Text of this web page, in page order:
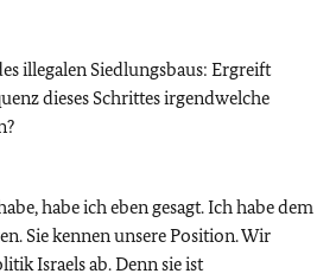
illegalen Siedlungsbaus: Ergreift
dieses Schrittes irgendwelche
habe ich eben gesagt. Ich habe dem
Sie kennen unsere Position. Wir
Israels ab. Denn sie ist